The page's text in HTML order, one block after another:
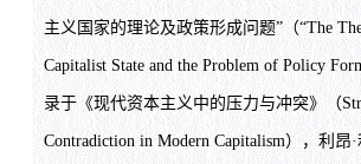
主义国家的理论及政策形成问题”（“The
Capitalist State and the Problem of Policy
录于《现代资本主义中的压力与冲突》（
Contradiction in Modern Capitalism），利昂